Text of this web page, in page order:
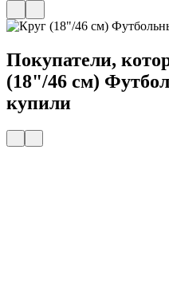
Покупатели,
(18"/46 см)
купили